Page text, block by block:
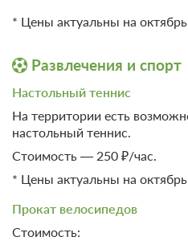
* Цены актуальны на
Развлечения и спорт
Настольный теннис
На территории есть
настольный теннис.
Стоимость — 250 ₽/час.
* Цены актуальны на
Прокат велосипедов
Стоимость: